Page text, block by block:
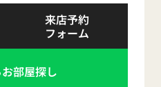
来店予約
フォーム
部屋探し